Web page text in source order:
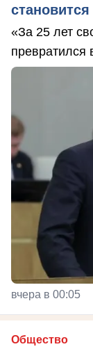
«За 25 лет
превратился
вчера в 00:05
Общество